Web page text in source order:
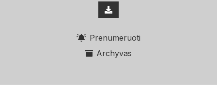
Prenumeruoti
Archyvas